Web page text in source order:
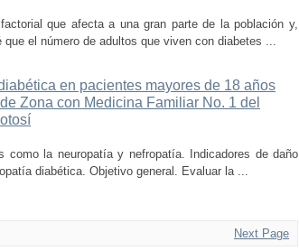
que afecta a una gran parte de la población y,
el número de adultos que viven con diabetes ...
en pacientes mayores de 18 años
Zona con Medicina Familiar No. 1 del
como la neuropatía y nefropatía. Indicadores de daño
diabética. Objetivo general. Evaluar la ...
Next Page